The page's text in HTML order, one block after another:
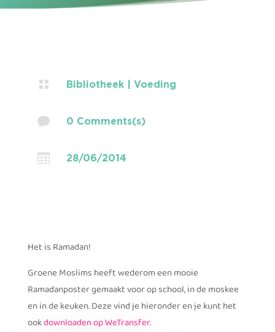
 Bibliotheek| Voeding
 0 Comments(s)
 28/06/2014
Het is Ramadan!
Groene Moslims heeft wederom een mooie
Ramadanposter gemaakt voor op school, in de moskee
en in de keuken. Deze vind je hieronder en je kunt het
ookdownloaden op WeTransfer.